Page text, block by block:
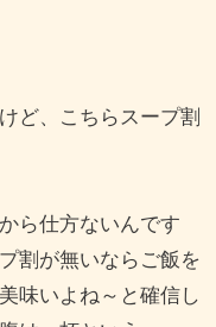
ど、こちらスープ割
ら仕方ないんです
割が無いならご飯を
味いよね～と確信し